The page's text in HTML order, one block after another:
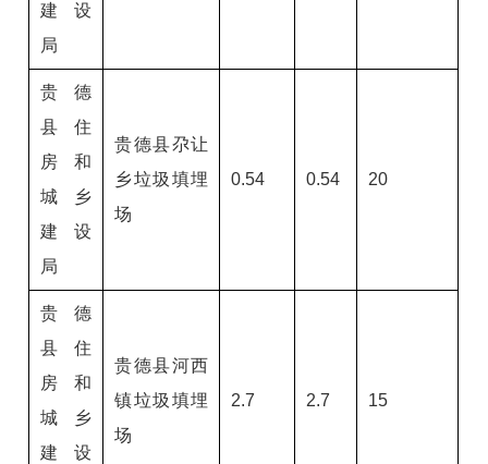
建设
局
贵德
县住
房和
城乡
建设
局
贵德县尕让
乡垃圾填埋
场
0.54 0.54 20
贵德
县住
房和
城乡
建设
贵德县河西
镇垃圾填埋
场
2.7 2.7 15